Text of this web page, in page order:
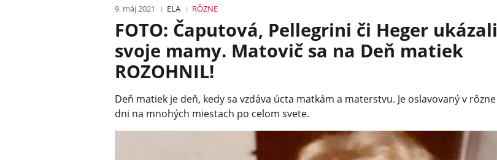
9. máj 2021 ELA RÔZNE
FOTO: Čaputová, Pellegrini či Heger ukázali
svoje mamy. Matovič sa na Deň matiek
ROZOHNIL!
Deň matiek je deň, kedy sa vzdáva úcta matkám a materstvu. Je oslavovaný v rôzne
dni na mnohých miestach po celom svete.